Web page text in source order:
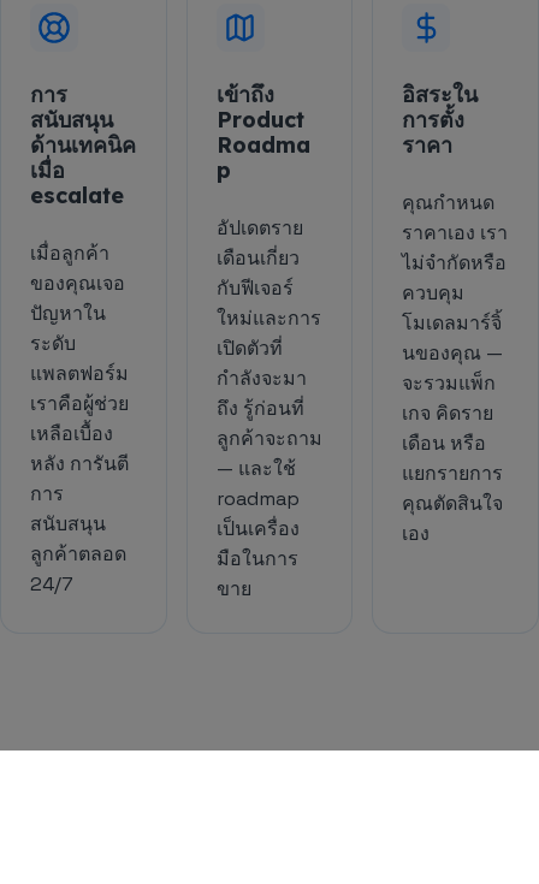
การ
สนับสนุน
ด้านเทคนิค
เมื่อ
escalate
เมื่อลูกค้า
ของคุณเจอ
ปัญหาใน
ระดับ
แพลตฟอร์ม
เราคือผู้ช่วย
เหลือเบื้อง
หลัง การันตี
การ
สนับสนุน
ลูกค้าตลอด
24/7
เข้าถึง
Product
Roadma
p
อัปเดตราย
เดือนเกี่ยว
กับฟีเจอร์
ใหม่และการ
เปิดตัวที่
กำลังจะมา
ถึง รู้ก่อนที่
ลูกค้าจะถาม
— และใช้
roadmap
เป็นเครื่อง
มือในการ
ขาย
อิสระใน
การตั้ง
ราคา
คุณกำหนด
ราคาเอง เรา
ไม่จำกัดหรือ
ควบคุม
โมเดลมาร์จิ้
นของคุณ —
จะรวมแพ็ก
เกจ คิดราย
เดือน หรือ
แยกรายการ
คุณตัดสินใจ
เอง